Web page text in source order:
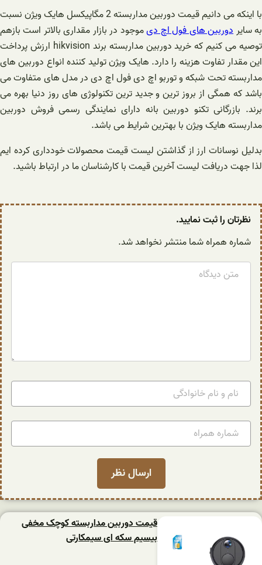
با اینکه می دانیم قیمت دوربین مداربسته 2 مگاپیکسل هایک ویژن نسبت
به سایر دوربین های فول اچ دیموجود در بازار مقداری بالاتر است بازهم
توصیه می کنیم که خرید دوربین مداربسته برند hikvision ارزش پرداخت
این مقدار تفاوت هزینه را دارد. هایک ویژن تولید کننده انواع دوربین های
مداربسته تحت شبکه و توربو اچ دی فول اچ دی در مدل های متفاوت می
باشد که همگی از بروز ترین و جدید ترین تکنولوژی های روز دنیا بهره می
برند. بازرگانی تکنو دوربین بانه دارای نمایندگی رسمی فروش دوربین
مداربسته هایک ویژن با بهترین شرایط می باشد.
بدلیل نوسانات ارز از گذاشتن لیست قیمت محصولات خودداری کرده ایم
لذا جهت دریافت لیست آخرین قیمت با کارشناسان ما در ارتباط باشید.
نظرتان را ثبت نمایید.
شماره همراه شما منتشر نخواهد شد.
قیمت دوربین مداربسته کوچک مخفی
بیسیم سکه ای سیمکارتی